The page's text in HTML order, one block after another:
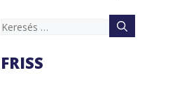
Keresés:
FRISS